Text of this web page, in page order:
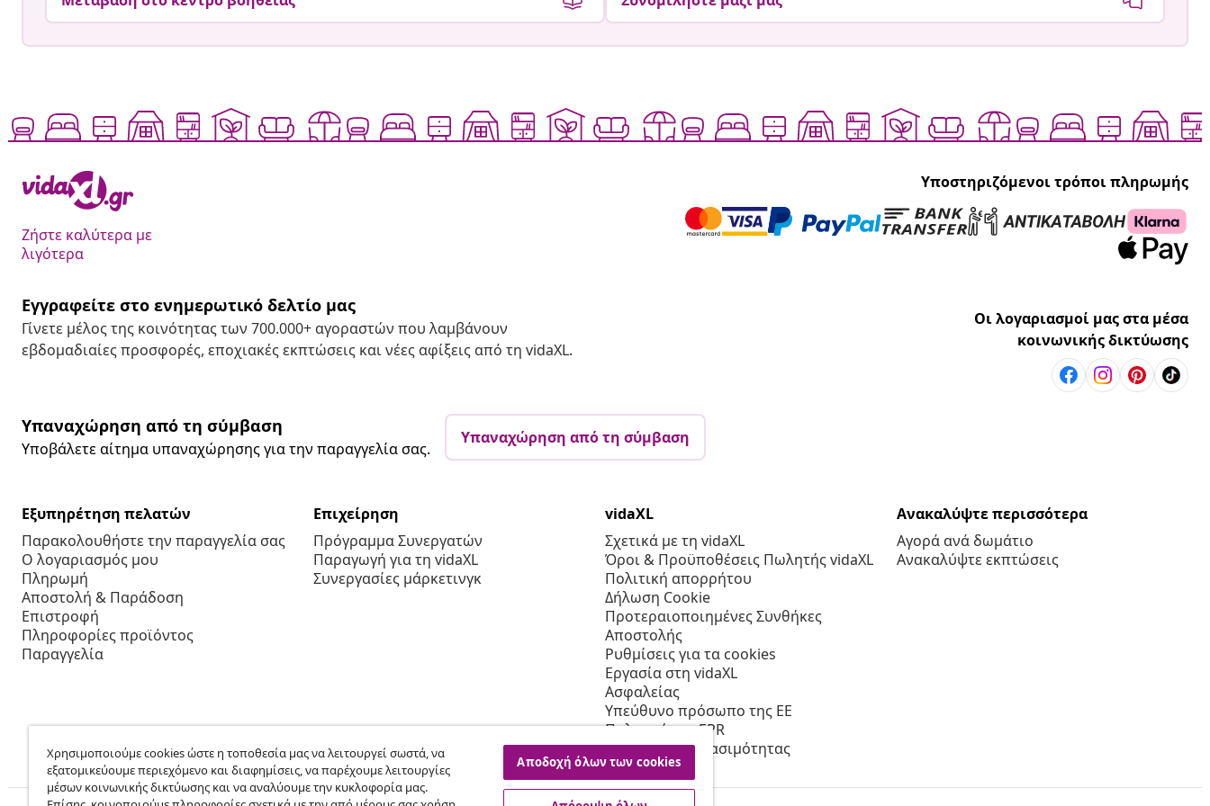
Ζήστε καλύτερα με
λιγότερα
Υποστηριζόμενοι τρόποι πληρωμής
Εγγραφείτε στο ενημερωτικό δελτίο μας
Γίνετε μέλος της κοινότητας των 700.000+ αγοραστών που λαμβάνουν
εβδομαδιαίες προσφορές, εποχιακές εκπτώσεις και νέες αφίξεις από τη vidaXL.
Οι λογαριασμοί μας στα μέσα
κοινωνικής δικτύωσης
Υπαναχώρηση από τη σύμβαση
Υποβάλετε αίτημα υπαναχώρησης για την παραγγελία σας.
Υπαναχώρηση από τη σύμβαση
Εξυπηρέτηση πελατών
Παρακολουθήστε την παραγγελία σας
Ο λογαριασμός μου
Πληρωμή
Αποστολή & Παράδοση
Επιστροφή
Πληροφορίες προϊόντος
Παραγγελία
Επιχείρηση
Πρόγραμμα Συνεργατών
Παραγωγή για τη vidaXL
Συνεργασίες μάρκετινγκ
vidaXL
Σχετικά με τη vidaXL
Όροι & Προϋποθέσεις Πωλητής vidaXL
Πολιτική απορρήτου
Δήλωση Cookie
Προτεραιοποιημένες Συνθήκες
Αποστολής
Ρυθμίσεις για τα cookies
Εργασία στη vidaXL
Ασφαλείας
Υπεύθυνο πρόσωπο της ΕΕ
Πολιτική της EPR
Δήλωση προσβασιμότητας
Ανακαλύψτε περισσότερα
Αγορά ανά δωμάτιο
Ανακαλύψτε εκπτώσεις
Χρησιμοποιούμε cookies ώστε η τοποθεσία μας να λειτουργεί σωστά, να
εξατομικεύουμε περιεχόμενο και διαφημίσεις, να παρέχουμε λειτουργίες
μέσων κοινωνικής δικτύωσης και να αναλύουμε την κυκλοφορία μας.
Αποδοχή όλων των cookies